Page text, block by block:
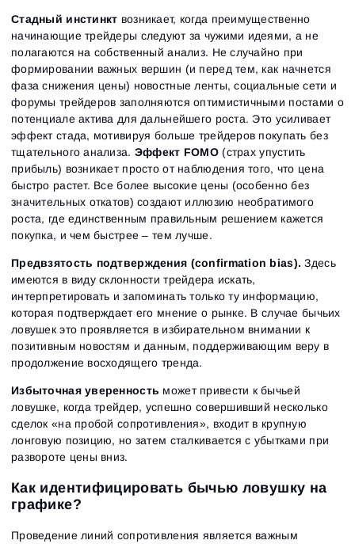
Стадный инстинкт возникает, когда преимущественно
начинающие трейдеры следуют за чужими идеями, а не
полагаются на собственный анализ. Не случайно при
формировании важных вершин (и перед тем, как начнется
фаза снижения цены) новостные ленты, социальные сети и
форумы трейдеров заполняются оптимистичными постами о
потенциале актива для дальнейшего роста. Это усиливает
эффект стада, мотивируя больше трейдеров покупать без
тщательного анализа. Эффект FOMO(страх упустить
прибыль) возникает просто от наблюдения того, что цена
быстро растет. Все более высокие цены (особенно без
значительных откатов) создают иллюзию необратимого
роста, где единственным правильным решением кажется
покупка, и чем быстрее – тем лучше.
Предвзятость подтверждения (confirmation bias). Здесь
имеются в виду склонности трейдера искать,
интерпретировать и запоминать только ту информацию,
которая подтверждает его мнение о рынке. В случае бычьих
ловушек это проявляется в избирательном внимании к
позитивным новостям и данным, поддерживающим веру в
продолжение восходящего тренда.
Избыточная уверенность может привести к бычьей
ловушке, когда трейдер, успешно совершивший несколько
сделок «на пробой сопротивления», входит в крупную
лонговую позицию, но затем сталкивается с убытками при
развороте цены вниз.
Как идентифицировать бычью ловушку на
графике?
Проведение линий сопротивления является важным